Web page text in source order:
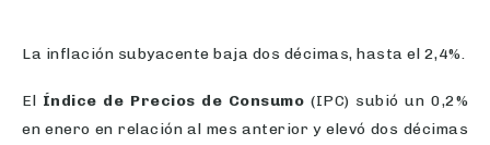
en enero en relación al mes anterior y elevó dos décimas
su tasa interanual, hasta el 3%, su valor más alto desde